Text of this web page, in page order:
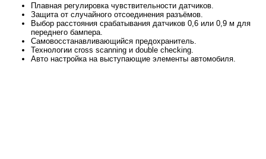
Плавная регулировка чувствительности датчиков.
Защита от случайного отсоединения разъёмов.
Выбор расстояния срабатывания датчиков 0,6 или 0,9 м для
переднего бампера.
Самовосстанавливающийся предохранитель.
Технологии cross scanning и double checking.
Авто настройка на выступающие элементы автомобиля.